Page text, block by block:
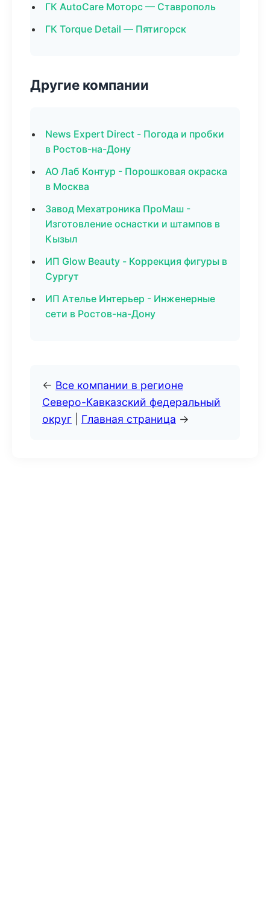
ГК AutoCare Моторс — Ставрополь
ГК Torque Detail — Пятигорск
Другие компании
News Expert Direct - Погода и пробки
в Ростов-на-Дону
АО Лаб Контур - Порошковая окраска
в Москва
Завод Мехатроника ПроМаш -
Изготовление оснастки и штампов в
Кызыл
ИП Glow Beauty - Коррекция фигуры в
Сургут
ИП Ателье Интерьер - Инженерные
сети в Ростов-на-Дону
← Все компании в регионе
Северо-Кавказский федеральный
округ
Главная страница →